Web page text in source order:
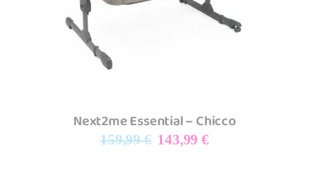
Next2me Essential – Chicco
159,99€ O
143,99 €O